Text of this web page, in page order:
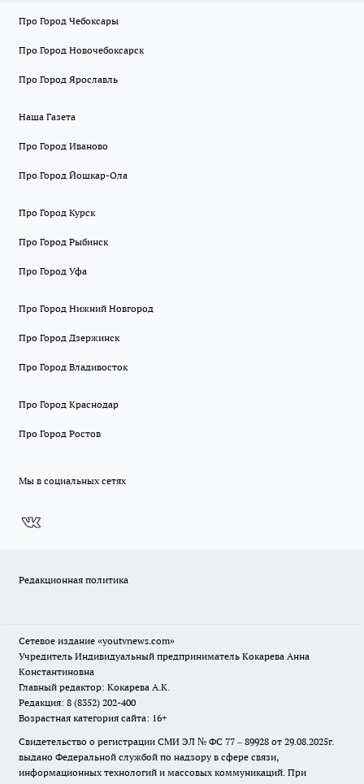
Про Город Чебоксары
Про Город Новочебоксарск
Про Город Ярославль
Наша Газета
Про Город Иваново
Про Город Йошкар-Ола
Про Город Курск
Про Город Рыбинск
Про Город Уфа
Про Город Нижний Новгород
Про Город Дзержинск
Про Город Владивосток
Про Город Краснодар
Про Город Ростов
Мы в социальных сетях
Редакционная политика
Сетевое издание «youtvnews.com»
Учредитель Индивидуальный предприниматель Кокарева Анна
Константиновна
Главный редактор: Кокарева А.К.
Редакция: 8 (8352) 202-400
Возрастная категория сайта: 16+
Свидетельство о регистрации СМИ ЭЛ № ФС 77 – 89928 от 29.08.2025г.
выдано Федеральной службой по надзору в сфере связи,
информационных технологий и массовых коммуникаций. При